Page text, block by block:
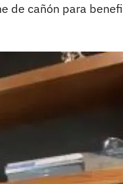
de cañón para